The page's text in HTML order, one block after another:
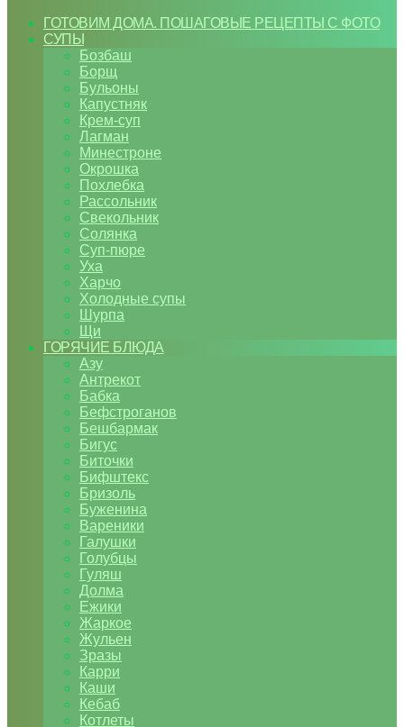
ГОТОВИМ ДОМА. ПОШАГОВЫЕ РЕЦЕПТЫ С ФОТО
СУПЫ
Бозбаш
Борщ
Бульоны
Капустняк
Крем-суп
Лагман
Минестроне
Окрошка
Похлебка
Рассольник
Свекольник
Солянка
Суп-пюре
Уха
Харчо
Холодные супы
Шурпа
Щи
ГОРЯЧИЕ БЛЮДА
Азу
Антрекот
Бабка
Бефстроганов
Бешбармак
Бигус
Биточки
Бифштекс
Бризоль
Буженина
Вареники
Галушки
Голубцы
Гуляш
Долма
Ежики
Жаркое
Жульен
Зразы
Карри
Каши
Кебаб
Котлеты